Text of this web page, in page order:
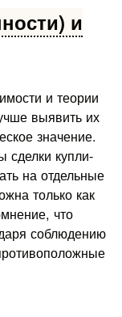
и
и теории
выявить их
значение.
сделки купли-
на отдельные
только как
что
соблюдению